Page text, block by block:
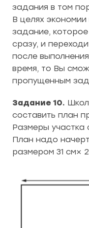
задания в том
В целях
задание,
сразу, и
после
время, то Вы
пропущенным
Задание 10.
составить план
Размеры участка
План надо
размером 31 см×